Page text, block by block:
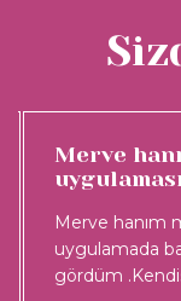
Merve
Merve hanım
uygulamada
gördüm